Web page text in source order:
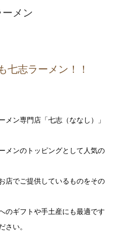
メン
七志ラーメン！！
ン専門店「七志（ななし）」
メンのトッピングとして人気の
店でご提供しているものをその
のギフトや手土産にも最適です
さい。